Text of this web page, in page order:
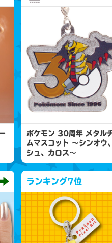
ポケモン 30周年 メタル
ムマスコット 〜シンオウ
シュ、カロス〜
ランキング7位